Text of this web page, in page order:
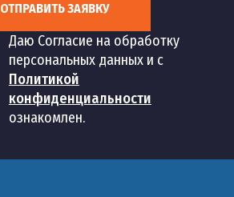
ОТПРАВИТЬ ЗАЯВКУ
Даю Согласие на обработку
персональных данных и с
Политикой
конфиденциальности
ознакомлен.